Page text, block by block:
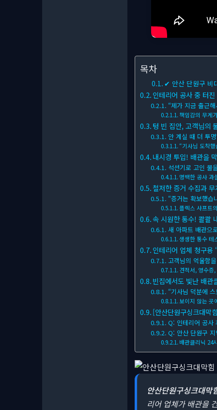
목차
✔ 안산 단원구 비
인테리어 공사 중 터
“제가 지금 출근
책임감의 무게
텅 빈 집안, 고객님의
안 계실 때 더 투
“기사님 도착
내시경 투입! 배관을
석션기로 고인 물
명백한 공사 과
철저한 증거 수집과
“증거는 확보했습
플렉스 샤프트
속 시원한 통수! 콸콸
새 아파트 배관으
생생한 통수 테
인테리어 업체 청구용
고객님의 억울함
견적서, 영수증
빈집에서도 빛난 배관
“기사님 덕분에
보이지 않는 곳
[안산단원구싱크대막
Q: 인테리어 공사
Q: 안산 단원구
배관클리닉 24
안산단원구싱크대막
리어 업체가 배관을